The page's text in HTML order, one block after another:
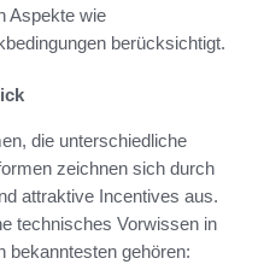
Aspekte wie
berücksichtigt.
die unterschiedliche
zeichnen sich durch
attraktive Incentives aus.
technisches Vorwissen in
bekanntesten gehören: